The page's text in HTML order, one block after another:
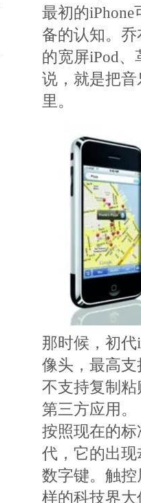
最初的
备的认知。
的宽屏iPod
说，就是把
里。
那时候，初代
像头，最高
不支持复制
第三方应用。
按照现在的
代，它的出
数字键。触
样的科技界